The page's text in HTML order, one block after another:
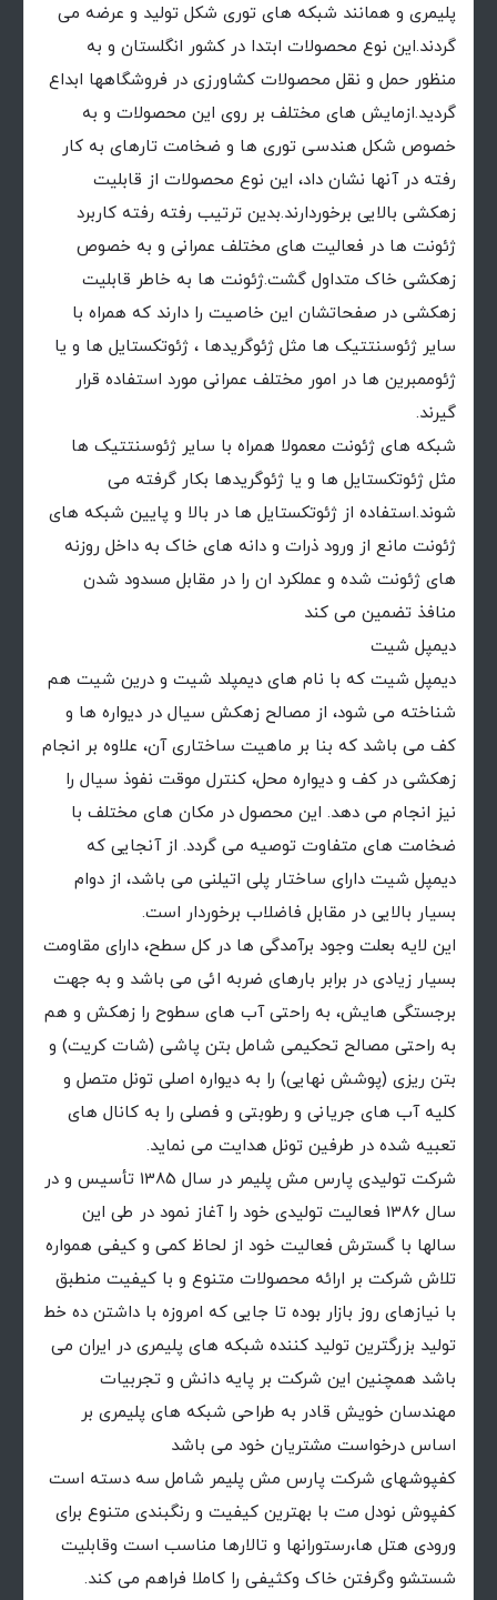
پلیمری و همانند شبکه های توری شکل تولید و عرضه می
گردند.این نوع محصولات ابتدا در کشور انگلستان و به
منظور حمل و نقل محصولات کشاورزی در فروشگاهها ابداع
گردید.ازمایش های مختلف بر روی این محصولات و به
خصوص شکل هندسی توری ها و ضخامت تارهای به کار
رفته در آنها نشان داد، این نوع محصولات از قابلیت
زهکشی بالایی برخوردارند.بدین ترتیب رفته رفته کاربرد
ژئونت ها در فعالیت های مختلف عمرانی و به خصوص
زهکشی خاک متداول گشت.ژئونت ها به خاطر قابلیت
زهکشی در صفحاتشان این خاصیت را دارند که همراه با
سایر ژئوسنتتیک ها مثل ژئوگریدها ، ژئوتکستایل ها و یا
ژئوممبرین ها در امور مختلف عمرانی مورد استفاده قرار
گیرند.
شبکه های ژئونت معمولا همراه با سایر ژئوسنتتیک ها
مثل ژئوتکستایل ها و یا ژئوگریدها بکار گرفته می
شوند.استفاده از ژئوتکستایل ها در بالا و پایین شبکه های
ژئونت مانع از ورود ذرات و دانه های خاک به داخل روزنه
های ژئونت شده و عملکرد ان را در مقابل مسدود شدن
منافذ تضمین می کند
دیمپل شیت
دیمپل شیت که با نام های دیمپلد شیت و درین شیت هم
شناخته می شود، از مصالح زهکش سیال در دیواره ها و
کف می باشد که بنا بر ماهیت ساختاری آن، علاوه بر انجام
زهکشی در کف و دیواره محل، کنترل موقت نفوذ سیال را
نیز انجام می دهد. این محصول در مکان های مختلف با
ضخامت های متفاوت توصیه می گردد. از آنجایی که
دیمپل شیت دارای ساختار پلی اتیلنی می باشد، از دوام
بسیار بالایی در مقابل فاضلاب برخوردار است.
این لایه بعلت وجود برآمدگی ها در کل سطح، دارای مقاومت
بسیار زیادی در برابر بارهای ضربه ائی می باشد و به جهت
برجستگی هایش، به راحتی آب های سطوح را زهكش و هم
به راحتی مصالح تحكیمی شامل بتن پاشی (شات كریت) و
بتن ریزی (پوشش نهایی) را به دیواره اصلی تونل متصل و
كلیه آب های جریانی و رطوبتی و فصلی را به كانال های
تعبیه شده در طرفین تونل هدایت می نماید.
شرکت تولیدی پارس مش پلیمر در سال 1385 تأسیس و در
سال 1386 فعالیت تولیدی خود را آغاز نمود در طی این
سالها با گسترش فعالیت خود از لحاظ کمی و کیفی همواره
تلاش شرکت بر ارائه محصولات متنوع و با کیفیت منطبق
با نیازهای روز بازار بوده تا جایی که امروزه با داشتن ده خط
تولید بزرگترین تولید کننده شبکه های پلیمری در ایران می
باشد همچنین این شرکت بر پایه دانش و تجربیات
مهندسان خویش قادر به طراحی شبکه های پلیمری بر
اساس درخواست مشتریان خود می باشد
کفپوشهای شرکت پارس مش پلیمر شامل سه دسته است
کفپوش نودل مت با بهترین کیفیت و رنگبندی متنوع برای
ورودی هتل ها،رستورانها و تالارها مناسب است وقابلیت
شستشو وگرفتن خاک وکثیفی را کاملا فراهم می کند.